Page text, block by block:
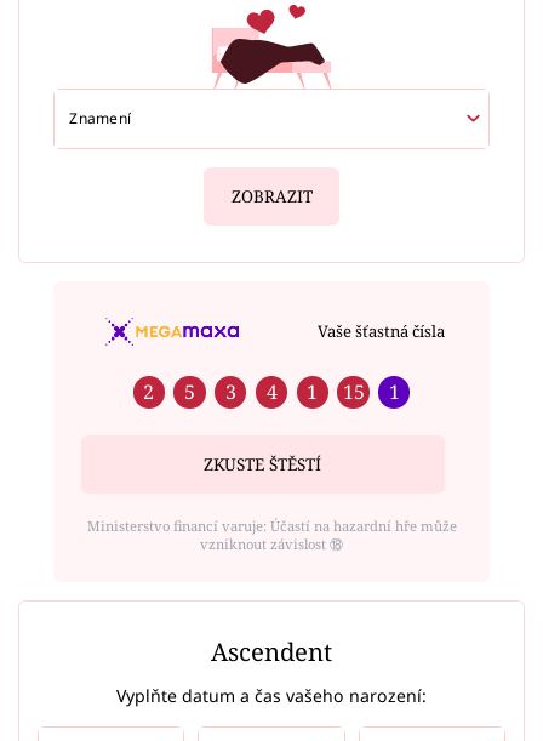
ZOBRAZIT
Vaše šťastná čísla
2 5 3 4 1 15 1
ZKUSTE ŠTĚSTÍ
Ministerstvo financí varuje: Účastí na hazardní hře může
vzniknout závislost ⑱
Ascendent
Vyplňte datum a čas vašeho narození: